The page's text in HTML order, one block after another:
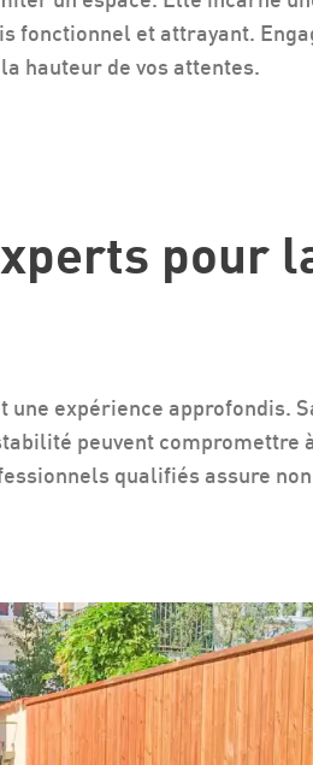
fonctionnel et attrayant.
hauteur de vos attentes.
pour
expérience approfondis.
peuvent compromettre
qualifiés assure